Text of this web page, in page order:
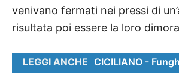
venivano fermati nei pressi di
risultata poi essere la loro
LEGGI ANCHE CICILIANO -